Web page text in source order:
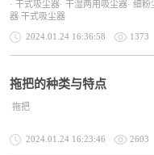
· 干式吸尘器· 干湿两用吸尘器· 细
器 干式吸尘器
2024.01.24 16:36:58 1373
拖把的种类与特点
拖把
2024.01.24 16:23:46 2603